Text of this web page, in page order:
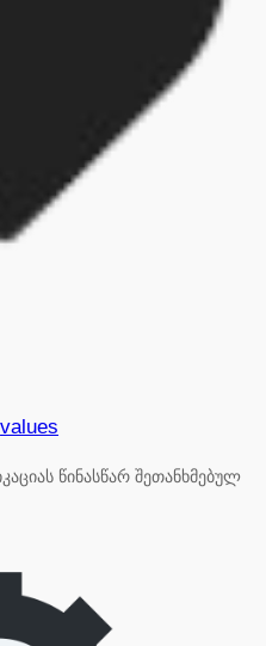
values
წინასწარ შეთანხმებულ